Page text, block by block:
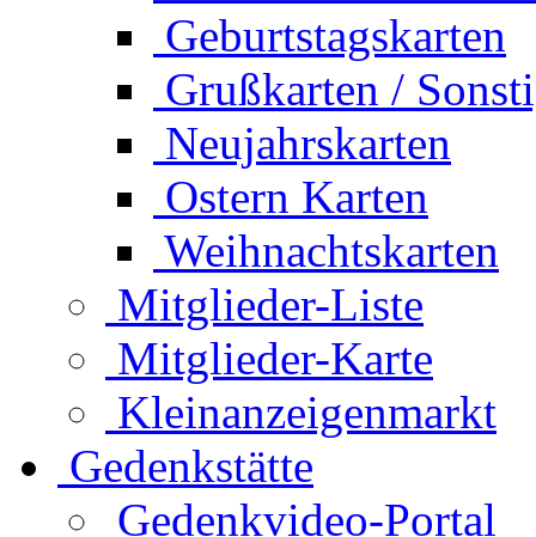
Geburtstagskarten
Grußkarten /
Neujahrskarten
Ostern Karten
Weihnachtskarten
Mitglieder-Liste
Mitglieder-Karte
Kleinanzeigenmarkt
Gedenkstätte
Gedenkvideo-Portal